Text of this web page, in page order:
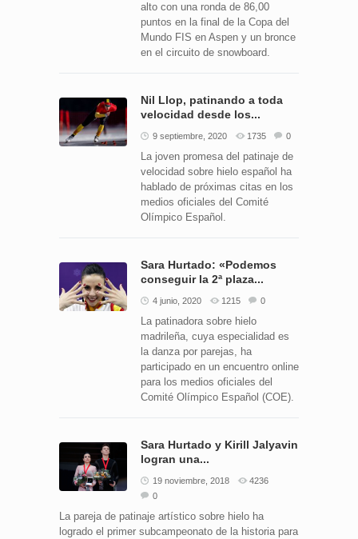
alto con una ronda de 86,00
puntos en la final de la Copa del
Mundo FIS en Aspen y un bronce
en el circuito de snowboard.
Nil Llop, patinando a toda
velocidad desde los...
9 septiembre, 2020 1735 0
La joven promesa del patinaje de
velocidad sobre hielo español ha
hablado de próximas citas en los
medios oficiales del Comité
Olímpico Español.
Sara Hurtado: «Podemos
conseguir la 2ª plaza...
4 junio, 2020 1215 0
La patinadora sobre hielo
madrileña, cuya especialidad es
la danza por parejas, ha
participado en un encuentro online
para los medios oficiales del
Comité Olímpico Español (COE).
Sara Hurtado y Kirill Jalyavin
logran una...
19 noviembre, 2018
4236
0
La pareja de patinaje artístico sobre hielo ha
logrado el primer subcampeonato de la historia para